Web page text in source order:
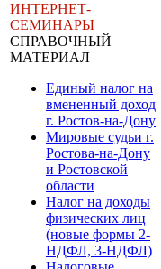
ИНТЕРНЕТ-
СЕМИНАРЫ
СПРАВОЧНЫЙ
МАТЕРИАЛ
Единый налог на
вмененный доход
г. Ростов-на-Дону
Мировые судьи г.
Ростова-на-Дону
и Ростовской
области
Налог на доходы
физических лиц
(новые формы 2-
НДФЛ, 3-НДФЛ)